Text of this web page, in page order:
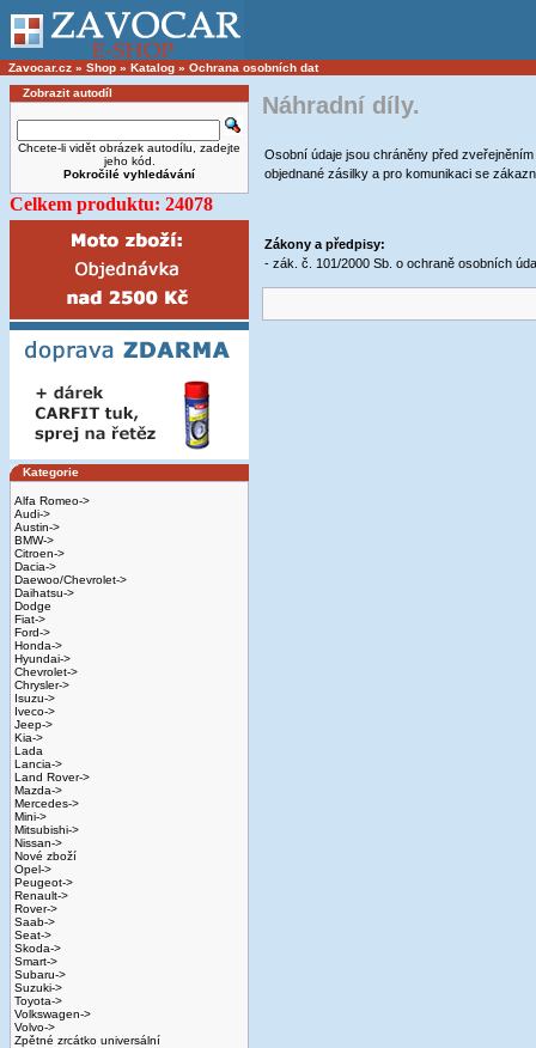
Zavocar.cz » Shop » Katalog » Ochrana osobních dat
Zobrazit autodíl
Chcete-li vidět obrázek autodílu, zadejte
jeho kód.
Pokročilé vyhledávání
Celkem produktu: 24078
Kategorie
Alfa Romeo->
Audi->
Austin->
BMW->
Citroen->
Dacia->
Daewoo/Chevrolet->
Daihatsu->
Dodge
Fiat->
Ford->
Honda->
Hyundai->
Chevrolet->
Chrysler->
Isuzu->
Iveco->
Jeep->
Kia->
Lada
Lancia->
Land Rover->
Mazda->
Mercedes->
Mini->
Mitsubishi->
Nissan->
Nové zboží
Opel->
Peugeot->
Renault->
Rover->
Saab->
Seat->
Skoda->
Smart->
Subaru->
Suzuki->
Toyota->
Volkswagen->
Volvo->
Zpětné zrcátko universální
Náhradní díly.
Osobní údaje jsou chráněny před
objednané zásilky a pro komunikaci se
Zákony a předpisy:
- zák. č. 101/2000 Sb. o ochraně osobních